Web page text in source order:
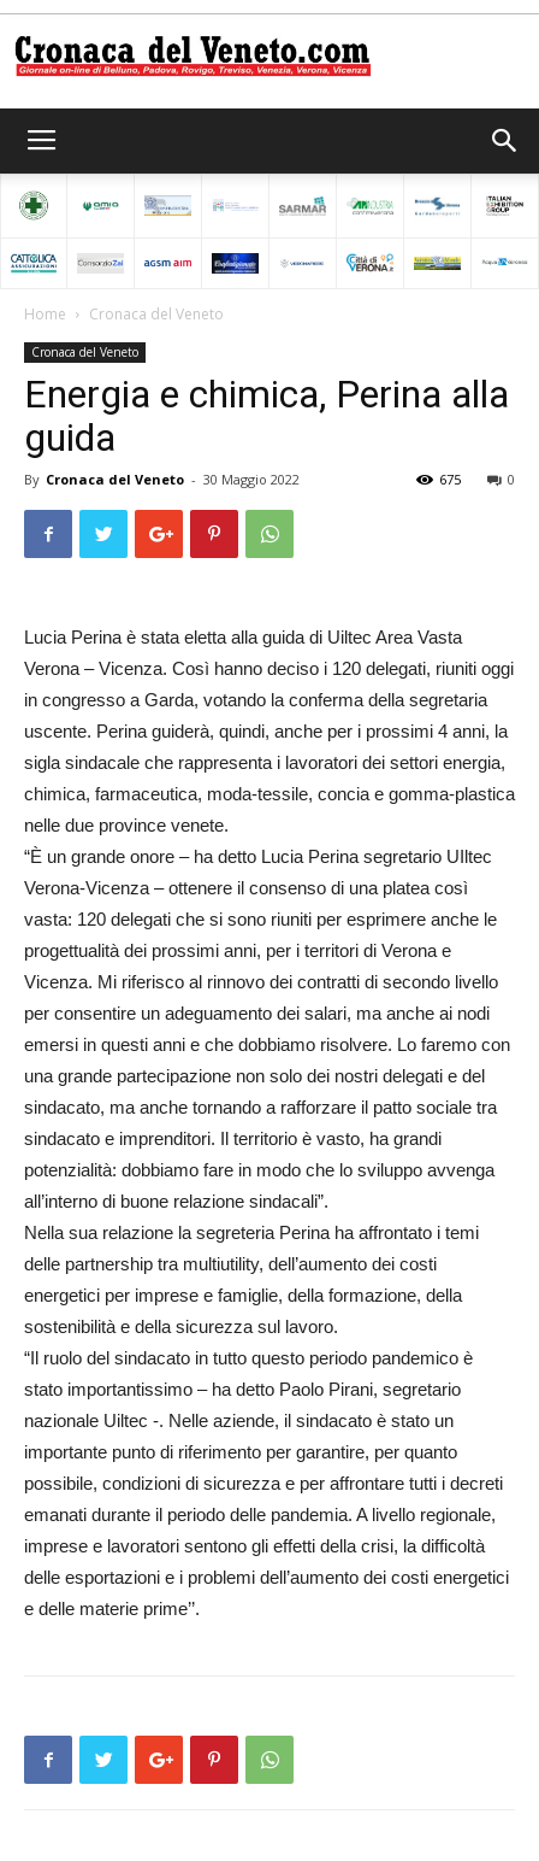
del
Home Cronaca del Veneto
Cronaca del Veneto
Energia e chimica, Perina alla
guida
By Cronaca del Veneto - 30 Maggio 2022 0
675
Lucia Perina è stata eletta alla guida di Uiltec Area Vasta
Verona – Vicenza. Così hanno deciso i 120 delegati, riuniti oggi
in congresso a Garda, votando la conferma della segretaria
uscente. Perina guiderà, quindi, anche per i prossimi 4 anni, la
sigla sindacale che rappresenta i lavoratori dei settori energia,
chimica, farmaceutica, moda-tessile, concia e gomma-plastica
nelle due province venete.
“È un grande onore – ha detto Lucia Perina segretario UIltec
Verona-Vicenza – ottenere il consenso di una platea così
vasta: 120 delegati che si sono riuniti per esprimere anche le
progettualità dei prossimi anni, per i territori di Verona e
Vicenza. Mi riferisco al rinnovo dei contratti di secondo livello
per consentire un adeguamento dei salari, ma anche ai nodi
emersi in questi anni e che dobbiamo risolvere. Lo faremo con
una grande partecipazione non solo dei nostri delegati e del
sindacato, ma anche tornando a rafforzare il patto sociale tra
sindacato e imprenditori. Il territorio è vasto, ha grandi
potenzialità: dobbiamo fare in modo che lo sviluppo avvenga
all’interno di buone relazione sindacali”.
Nella sua relazione la segreteria Perina ha affrontato i temi
delle partnership tra multiutility, dell’aumento dei costi
energetici per imprese e famiglie, della formazione, della
sostenibilità e della sicurezza sul lavoro.
“Il ruolo del sindacato in tutto questo periodo pandemico è
stato importantissimo – ha detto Paolo Pirani, segretario
nazionale Uiltec -. Nelle aziende, il sindacato è stato un
importante punto di riferimento per garantire, per quanto
possibile, condizioni di sicurezza e per affrontare tutti i decreti
emanati durante il periodo delle pandemia. A livello regionale,
imprese e lavoratori sentono gli effetti della crisi, la difficoltà
delle esportazioni e i problemi dell’aumento dei costi energetici
e delle materie prime’’.